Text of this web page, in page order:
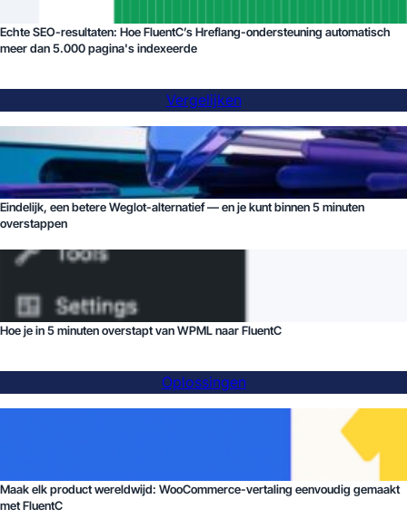
Echte SEO-resultaten: Hoe FluentC’s Hreflang-ondersteuning automatisch
meer dan 5.000 pagina's indexeerde
Vergelijken
Eindelijk, een betere Weglot-alternatief — en je kunt binnen 5 minuten
overstappen
Hoe je in 5 minuten overstapt van WPML naar FluentC
Oplossingen
Maak elk product wereldwijd: WooCommerce-vertaling eenvoudig gemaakt
met FluentC